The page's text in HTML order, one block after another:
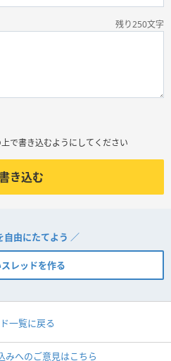
残り250文字
で書き込むようにしてください
き込む
自由にたてよう ／
レッドを作る
一覧に戻る
みへのご意見はこちら